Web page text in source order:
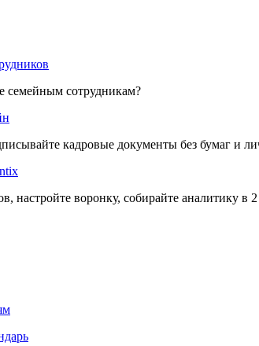
семейным сотрудникам?
кадровые документы без бумаг и
настройте воронку, собирайте аналитику в